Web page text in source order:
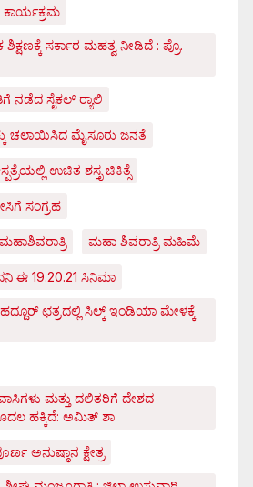
ಕಾರ್ಯಕ್ರಮ
ಸರ್ಕಾರ ಮಹತ್ವ ನೀಡಿದೆ : ಪ್ರೊ.
ನಡೆದ ಸೈಕಲ್ ರ್‍ಯಾಲಿ
ಚಲಾಯಿಸಿದ ಮೈಸೂರು ಜನತೆ
ಉಚಿತ ಶಸ್ತೃ ಚಿಕಿತ್ಸೆ
ಸಂಗ್ರಹ
ಮಹಾ ಶಿವರಾತ್ರಿ ಮಹಿಮೆ
ಈ 19.20.21 ಸಿನಿಮಾ
ಛತ್ರದಲ್ಲಿ ಸಿಲ್ಕ್ ಇಂಡಿಯಾ ಮೇಳಕ್ಕೆ
ಮತ್ತು ದಲಿತರಿಗೆ ದೇಶದ
ಹಕ್ಕಿದೆ: ಅಮಿತ್ ಶಾ
ಅನುಷ್ಠಾನ ಕ್ಷೇತ್ರ